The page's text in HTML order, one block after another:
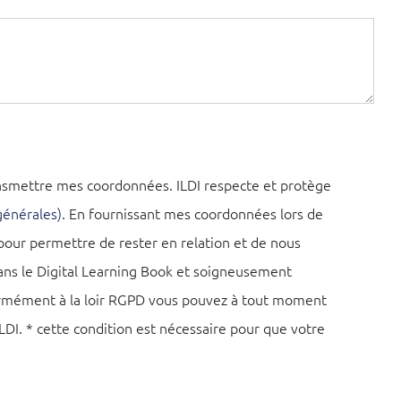
mes coordonnées. ILDI respecte et protège
. En fournissant mes coordonnées lors de
permettre de rester en relation et de nous
le Digital Learning Book et soigneusement
à la loir RGPD vous pouvez à tout moment
* cette condition est nécessaire pour que votre